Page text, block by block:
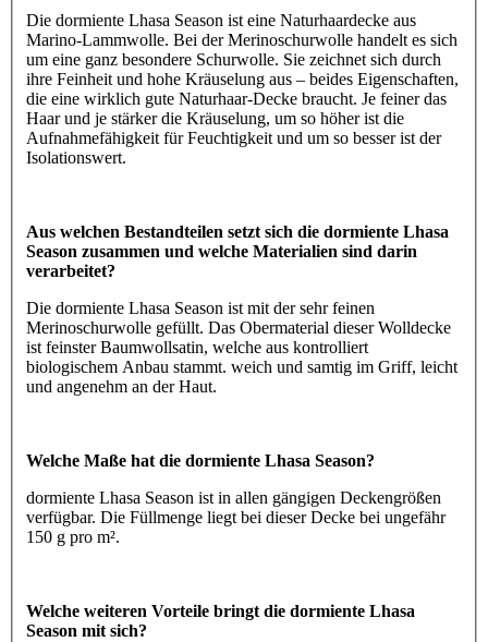
Die dormiente Lhasa Season ist eine Naturhaardecke aus
Marino-Lammwolle. Bei der Merinoschurwolle handelt es sich
um eine ganz besondere Schurwolle. Sie zeichnet sich durch
ihre Feinheit und hohe Kräuselung aus – beides Eigenschaften,
die eine wirklich gute Naturhaar-Decke braucht. Je feiner das
Haar und je stärker die Kräuselung, um so höher ist die
Aufnahmefähigkeit für Feuchtigkeit und um so besser ist der
Isolationswert.
Aus welchen Bestandteilen setzt sich die dormiente Lhasa
Season zusammen und welche Materialien sind darin
verarbeitet?
Die dormiente Lhasa Season ist mit der sehr feinen
Merinoschurwolle gefüllt. Das Obermaterial dieser Wolldecke
ist feinster Baumwollsatin, welche aus kontrolliert
biologischem Anbau stammt. weich und samtig im Griff, leicht
und angenehm an der Haut.
Welche Maße hat die dormiente Lhasa Season?
dormiente Lhasa Season ist in allen gängigen Deckengrößen
verfügbar. Die Füllmenge liegt bei dieser Decke bei ungefähr
150 g pro m².
Welche weiteren Vorteile bringt die dormiente Lhasa
Season mit sich?